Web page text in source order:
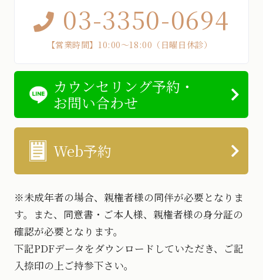
03-3350-0694
【営業時間】10:00～18:00（日曜日休診）
カウンセリング予約・
お問い合わせ
Web予約
※未成年者の場合、親権者様の同伴が必要となりま
す。また、同意書・ご本人様、親権者様の身分証の
確認が必要となります。
下記PDFデータをダウンロードしていただき、ご記
入捺印の上ご持参下さい。